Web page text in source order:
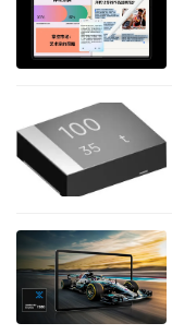
的合作伙伴
Distribution（英
Neal Ater表示： "
理团队、广泛的合
保我们能够继续为
本文来源于DOIT传